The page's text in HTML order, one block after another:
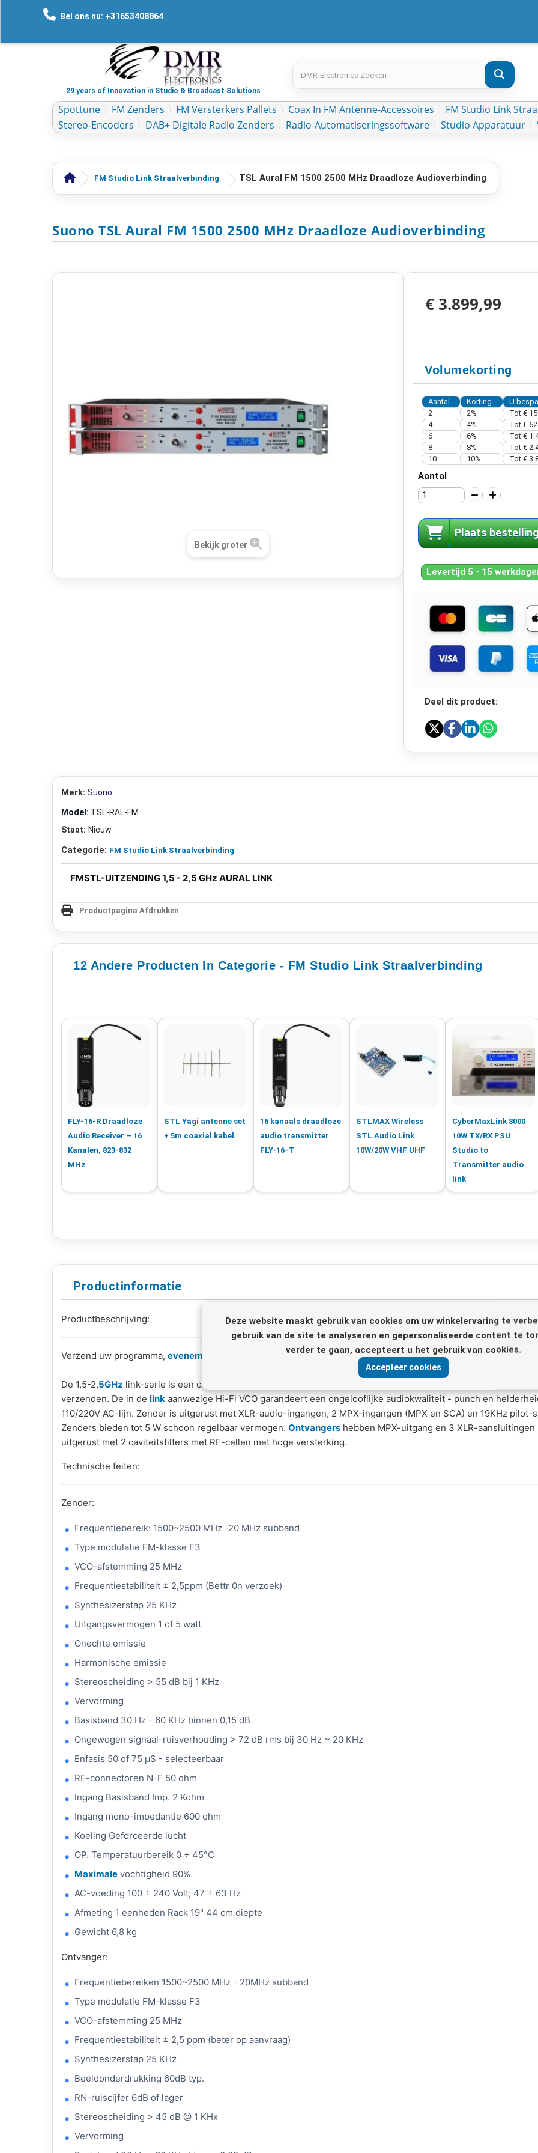
Bel ons nu: +31653408864
29 years of Innovation in Studio & Broadcast Solutions
Spottune FM Zenders FM Versterkers Pallets Coax In FM Antenne-Accessoires
FM Studio Link
Stereo-Encoders
DAB+ Digitale Radio Zenders Radio-Automatiseringssoftware Studio Apparatuur
Deze website maakt gebruik van cookies om uw winkelervaring te
gebruik van de site te analyseren en gepersonaliseerde content te
verder te gaan, accepteert u het gebruik van cookies.
Accepteer cookies
FM Studio Link Straalverbinding TSL Aural FM 1500 2500 MHz Draadloze Audioverbinding
Suono TSL Aural FM 1500 2500 MHz Draadloze Audioverbinding
Bekijk groter
€ 3.899,99
Volumekorting
Aantal Korting
U
2
2% Tot €
4
4% Tot €
6
6% Tot €
8
8% Tot €
10
10% Tot €
Aantal
Plaats
Levertijd 5 - 15
Deel dit product:
Merk: Suono
Model: TSL-RAL-FM
Staat: Nieuw
Categorie: FM Studio Link Straalverbinding
FMSTL-UITZENDING 1,5 - 2,5 GHz AURAL LINK
Productpagina Afdrukken
12 Andere Producten In Categorie - FM Studio Link Straalverbinding
FLY-16-R Draadloze
Audio Receiver – 16
Kanalen, 823-832
MHz
STL Yagi antenne set
+ 5m coaxial kabel
16 kanaals draadloze
audio transmitter
FLY-16-T
STLMAX Wireless
STL Audio Link
10W/20W VHF UHF
CyberMaxLink 8000
10W TX/RX PSU
Studio to
Transmitter audio
link
Productinformatie
Productbeschrijving:
Verzend uw programma, evenementen , feesten en nog veel meer met de nieuwe Suono TSL Aural
De 1,5-2,5GHz link-serie is een compleet systeem voor degenen die audio
verzenden. De in de link aanwezige Hi-Fi VCO garandeert een ongelooflijke audiokwaliteit - punch en
110/220V AC-lijn. Zender is uitgerust met XLR-audio-ingangen, 2 MPX-ingangen (MPX en SCA) en 19KHz
Zenders bieden tot 5 W schoon regelbaar vermogen. Ontvangers hebben MPX-uitgang en 3 XLR-aansluitingen
uitgerust met 2 caviteitsfilters met RF-cellen met hoge versterking.
Technische feiten:
Zender:
Frequentiebereik: 1500~2500 MHz -20 MHz subband
Type modulatie FM-klasse F3
VCO-afstemming 25 MHz
Frequentiestabiliteit ± 2,5ppm (Bettr 0n verzoek)
Synthesizerstap 25 KHz
Uitgangsvermogen 1 of 5 watt
Onechte emissie
Harmonische emissie
Stereoscheiding > 55 dB bij 1 KHz
Vervorming
Basisband 30 Hz - 60 KHz binnen 0,15 dB
Ongewogen signaal-ruisverhouding > 72 dB rms bij 30 Hz ~ 20 KHz
Enfasis 50 of 75 μS - selecteerbaar
RF-connectoren N-F 50 ohm
Ingang Basisband Imp. 2 Kohm
Ingang mono-impedantie 600 ohm
Koeling Geforceerde lucht
OP. Temperatuurbereik 0 ÷ 45°C
Maximale vochtigheid 90%
AC-voeding 100 ÷ 240 Volt; 47 ÷ 63 Hz
Afmeting 1 eenheden Rack 19" 44 cm diepte
Gewicht 6,8 kg
Ontvanger:
Frequentiebereiken 1500~2500 MHz - 20MHz subband
Type modulatie FM-klasse F3
VCO-afstemming 25 MHz
Frequentiestabiliteit ± 2,5 ppm (beter op aanvraag)
Synthesizerstap 25 KHz
Beeldonderdrukking 60dB typ.
RN-ruiscijfer 6dB of lager
Stereoscheiding > 45 dB @ 1 KHx
Vervorming